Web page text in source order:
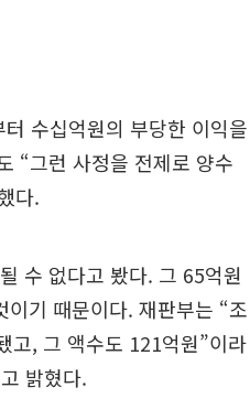
수십억원의 부당한 이익을
“그런 사정을 전제로 양수
다.
수 없다고 봤다. 그 65억원
기 때문이다. 재판부는 “조
고, 그 액수도 121억원”이라
밝혔다.